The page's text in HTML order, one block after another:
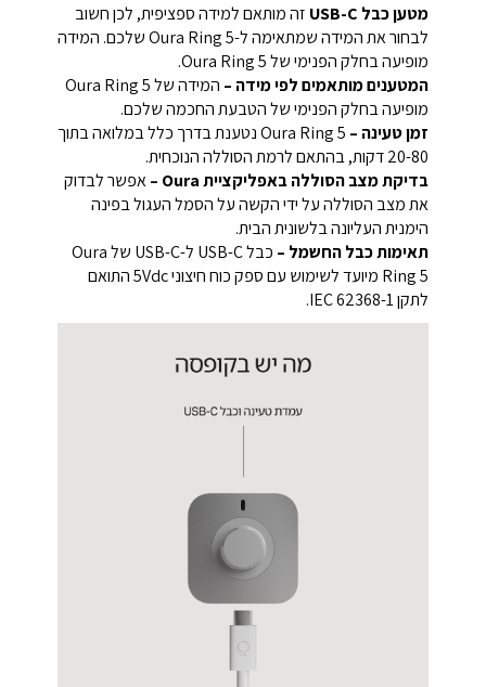
מטען כבל USB-C
זה מותאם למידה ספציפית, לכן חשוב
לבחור את המידה שמתאימה ל-Oura Ring 5 שלכם. המידה
מופיעה בחלק הפנימי של Oura Ring 5.
המטענים מותאמים לפי מידה –
המידה של Oura Ring 5
מופיעה בחלק הפנימי של הטבעת החכמה שלכם.
זמן טעינה –
Oura Ring 5 נטענת בדרך כלל במלואה בתוך
20-80 דקות, בהתאם לרמת הסוללה הנוכחית.
בדיקת מצב הסוללה באפליקציית Oura –
אפשר לבדוק
את מצב הסוללה על ידי הקשה על הסמל העגול בפינה
הימנית העליונה בלשונית הבית.
תאימות כבל החשמל –
כבל USB-C ל-USB-C של Oura
Ring 5 מיועד לשימוש עם ספק כוח חיצוני ‎5Vdc‎ התואם
לתקן IEC 62368-1.